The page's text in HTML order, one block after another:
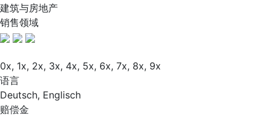
建筑与房地产
销售领域
0x, 1x, 2x, 3x, 4x, 5x, 6x, 7x, 8x, 9x
语言
Deutsch, Englisch
赔偿金